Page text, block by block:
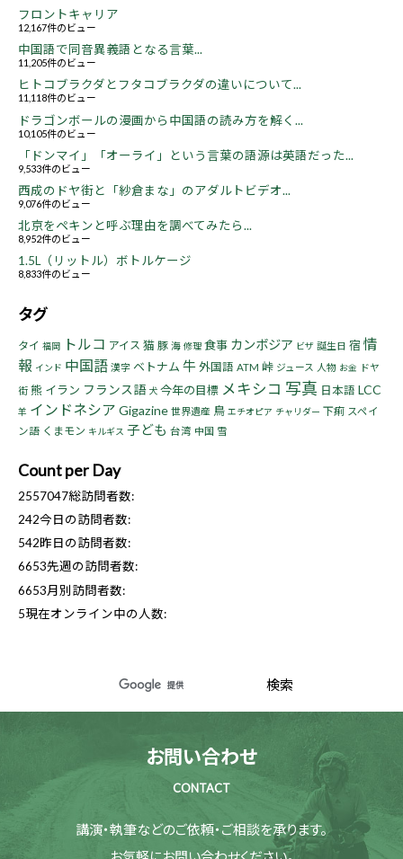
フロントキャリア
12,167件のビュー
中国語で同音異義語となる言葉...
11,205件のビュー
ヒトコブラクダとフタコブラクダの違いについて...
11,118件のビュー
ドラゴンボールの漫画から中国語の読み方を解く...
10,105件のビュー
「ドンマイ」「オーライ」という言葉の語源は英語だった...
9,533件のビュー
西成のドヤ街と「紗倉まな」のアダルトビデオ...
9,076件のビュー
北京をペキンと呼ぶ理由を調べてみたら...
8,952件のビュー
1.5L（リットル）ボトルケージ
8,833件のビュー
タグ
タイ 福岡 トルコ アイス 猫 豚 海 修理 食事 カンボジア ビザ 誕生日 宿 情
報 インド 中国語 漢字 ベトナム 牛 外国語 ATM 峠 ジュース 人物 お金 ドヤ
街 熊 イラン フランス語 犬 今年の目標 メキシコ 写真 日本語 LCC
羊 インドネシア Gigazine 世界遺産 鳥 エチオピア チャリダー 下痢 スペイ
ン語 くまモン キルギス 子ども 台湾 中国 雪
Count per Day
2557047総訪問者数:
242今日の訪問者数:
542昨日の訪問者数:
6653先週の訪問者数:
6653月別訪問者数:
5現在オンライン中の人数:
お問い合わせ
CONTACT
講演・執筆などのご依頼・ご相談を承ります。